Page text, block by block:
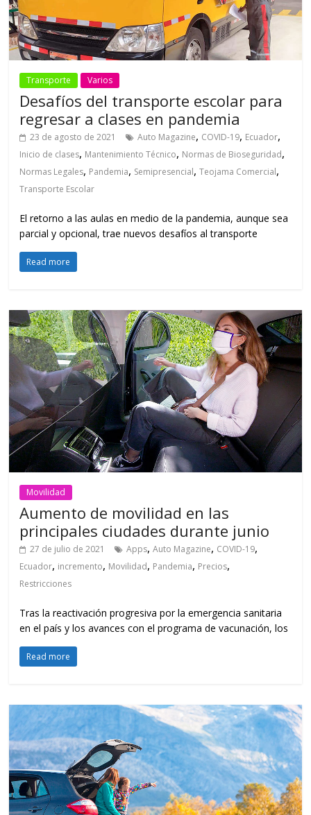
Transporte Varios
Desafíos del transporte escolar para
regresar a clases en pandemia
23 de agosto de 2021 Auto Magazine, COVID-19, Ecuador,
Inicio de clases, Mantenimiento Técnico, Normas de Bioseguridad,
Normas Legales, Pandemia, Semipresencial,Teojama Comercial,
Transporte Escolar
El retorno a las aulas en medio de la pandemia, aunque sea
parcial y opcional, trae nuevos desafíos al transporte
Read more
Movilidad
Aumento de movilidad en las
principales ciudades durante junio
27 de julio de 2021 Apps,Auto Magazine, COVID-19,
Ecuador, incremento, Movilidad, Pandemia, Precios,
Restricciones
Tras la reactivación progresiva por la emergencia sanitaria
en el país y los avances con el programa de vacunación, los
Read more